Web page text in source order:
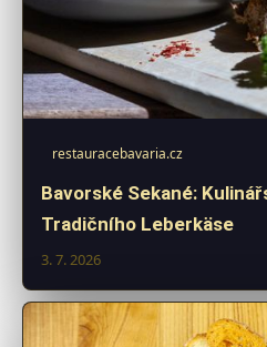
restauracebavaria.cz
Bavorské Sekané:
Tradičního Leberkäse
3. 7. 2026